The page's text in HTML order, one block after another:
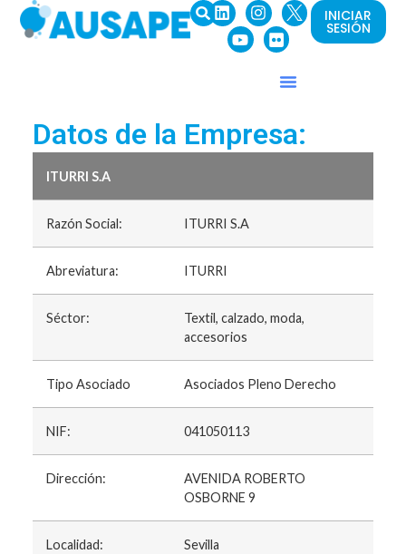
INICIAR
SESIÓN
Datos de la Empresa:
ITURRI S.A
Razón Social: ITURRI S.A
Abreviatura: ITURRI
Séctor:
Textil, calzado, moda,
accesorios
Tipo Asociado Asociados Pleno Derecho
NIF: 041050113
Dirección:
AVENIDA ROBERTO
OSBORNE 9
Localidad: Sevilla